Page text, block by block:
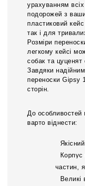
урахуванням
подорожей з
пластиковий
так і для
Розміри
легкому кейсі
собак та цуценят
Завдяки
переноски Gipsy
сторін.
До
варто віднести:
Корпус
частин,
Великі